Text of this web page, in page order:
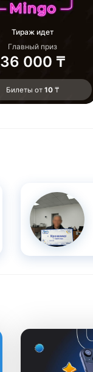
Тираж идет
Главный приз
36 000 ₸
Билеты от10 ₸